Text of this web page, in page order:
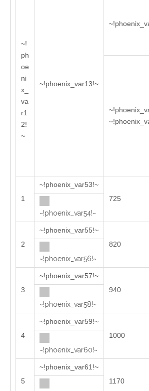
~!
ph
oe
ni
x_
va
r1
2!
~
~!phoenix_var13!~
1
~!phoenix_var53!~
725
~!phoenix_var54!~
2
~!phoenix_var55!~
820
~!phoenix_var56!~
3
~!phoenix_var57!~
940
~!phoenix_var58!~
4
~!phoenix_var59!~
1000
~!phoenix_var60!~
5
~!phoenix_var61!~
1170